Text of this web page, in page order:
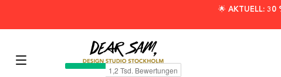
🌟 AKTUELL: 30